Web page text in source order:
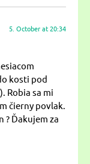
5. October at 20:34
kosti pod
Robia sa mi
čierny povlak.
? Ďakujem za